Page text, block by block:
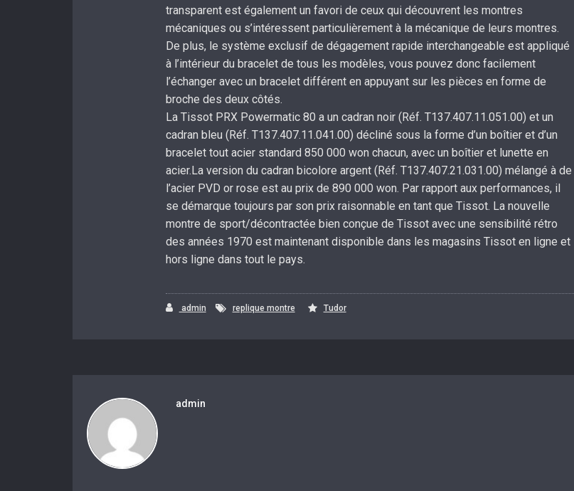
transparent est également un favori de ceux qui découvrent les montres
mécaniques ou s’intéressent particulièrement à la mécanique de leurs montres.
De plus, le système exclusif de dégagement rapide interchangeable est appliqué
à l’intérieur du bracelet de tous les modèles, vous pouvez donc facilement
l’échanger avec un bracelet différent en appuyant sur les pièces en forme de
broche des deux côtés.
La Tissot PRX Powermatic 80 a un cadran noir (Réf. T137.407.11.051.00) et un
cadran bleu (Réf. T137.407.11.041.00) décliné sous la forme d’un boîtier et d’un
bracelet tout acier standard 850 000 won chacun, avec un boîtier et lunette en
acier.La version du cadran bicolore argent (Réf. T137.407.21.031.00) mélangé à de
l’acier PVD or rose est au prix de 890 000 won. Par rapport aux performances, il
se démarque toujours par son prix raisonnable en tant que Tissot. La nouvelle
montre de sport/décontractée bien conçue de Tissot avec une sensibilité rétro
des années 1970 est maintenant disponible dans les magasins Tissot en ligne et
hors ligne dans tout le pays.
admin replique montre Tudor
admin